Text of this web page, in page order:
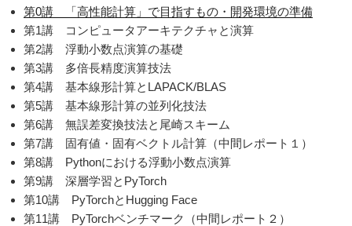
第0講 「高性能計算」で目指すもの・開発環境の準備
第1講 コンピュータアーキテクチャと演算
第2講 浮動小数点演算の基礎
第3講 多倍長精度演算技法
第4講 基本線形計算とLAPACK/BLAS
第5講 基本線形計算の並列化技法
第6講 無誤差変換技法と尾崎スキーム
第7講 固有値・固有ベクトル計算（中間レポート１）
第8講 Pythonにおける浮動小数点演算
第9講 深層学習とPyTorch
第10講 PyTorchとHugging Face
第11講 PyTorchベンチマーク（中間レポート２）